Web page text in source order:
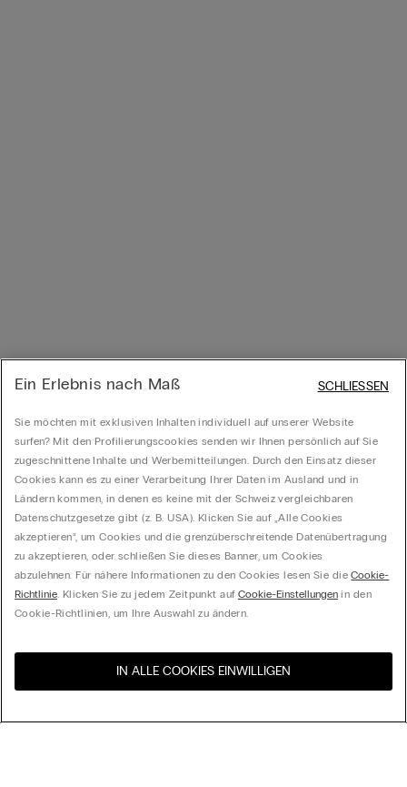
United States
Ein Erlebnis nach Maß
Sie möchten mit exklusiven Inhalten individuell auf unserer Website
surfen? Mit den Profilierungscookies senden wir Ihnen persönlich auf Sie
zugeschnittene Inhalte und Werbemitteilungen. Durch den Einsatz dieser
Cookies kann es zu einer Verarbeitung Ihrer Daten im Ausland und in
Ländern kommen, in denen es keine mit der Schweiz vergleichbaren
Datenschutzgesetze gibt (z. B. USA). Klicken Sie auf „Alle Cookies
akzeptieren“, um Cookies und die grenzüberschreitende Datenübertragung
zu akzeptieren, oder schließen Sie dieses Banner, um Cookies
abzulehnen. Für nähere Informationen zu den Cookies lesen Sie dieCookie-
Richtlinie. Klicken Sie zu jedem Zeitpunkt auf Cookie-Einstellungenin den
Cookie-Richtlinien, um Ihre Auswahl zu ändern.
IN ALLE COOKIES EINWILLIGEN
SCHLIESSEN